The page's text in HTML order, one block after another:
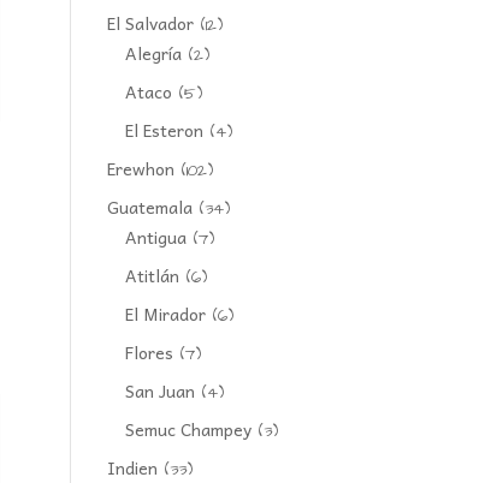
El Salvador (12)
Alegría (2)
Ataco (5)
El Esteron (4)
Erewhon (102)
Guatemala (34)
Antigua (7)
Atitlán (6)
El Mirador (6)
Flores (7)
San Juan (4)
Semuc Champey (3)
Indien (33)